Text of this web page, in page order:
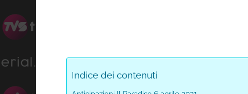
Indice dei contenuti